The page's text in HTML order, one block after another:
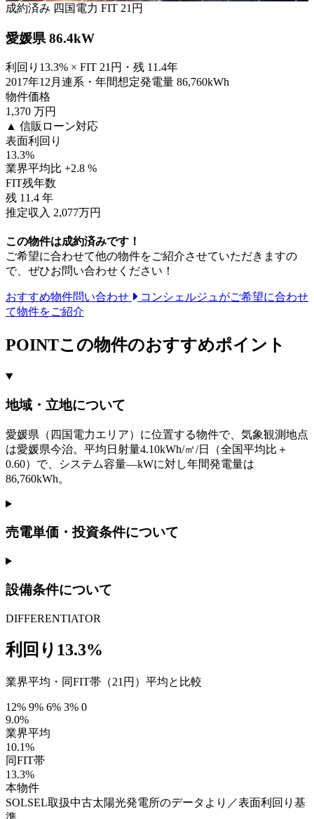
成約済み 四国電力 FIT 21円
愛媛県 86.4kW
利回り13.3% × FIT 21円・残 11.4年
2017年12月連系・年間想定発電量 86,760kWh
物件価格
1,370 万円
▲ 信販ローン対応
表面利回り
13.3%
業界平均比 +2.8 %
FIT残年数
残 11.4 年
推定収入 2,077万円
この物件は成約済みです！
ご希望に合わせて他の物件をご紹介させていただきますの
で、ぜひお問い合わせください！
おすすめ物件問い合わせ
コンシェルジュがご希望に合わせ
て物件をご紹介
POINTこの物件のおすすめポイント
地域・立地について
愛媛県（四国電力エリア）に位置する物件で、気象観測地点
は愛媛県今治。平均日射量4.10kWh/㎡/日（全国平均比＋
0.60）で、システム容量—kWに対し年間発電量は
86,760kWh。
売電単価・投資条件について
設備条件について
DIFFERENTIATOR
利回り13.3%
業界平均・同FIT帯（21円）平均と比較
12% 9% 6% 3% 0
9.0%
業界平均
10.1%
同FIT帯
13.3%
本物件
SOLSEL取扱中古太陽光発電所のデータより／表面利回り基